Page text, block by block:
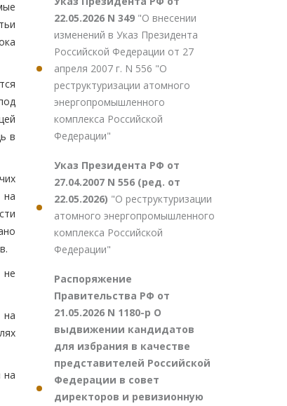
в
на
не
на
на
22.05.2026 N 349 "О внесении
изменений в Указ Президента
Российской Федерации от 27
апреля 2007 г. N 556 "О
реструктуризации атомного
энергопромышленного
комплекса Российской
Федерации"
Указ Президента РФ от
27.04.2007 N 556 (ред. от
22.05.2026) "О реструктуризации
атомного энергопромышленного
комплекса Российской
Федерации"
Распоряжение
Правительства РФ от
21.05.2026 N 1180-р О
выдвижении кандидатов
для избрания в качестве
представителей Российской
Федерации в совет
директоров и ревизионную